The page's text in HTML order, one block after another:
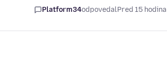
Platform34odpovedalPred 15